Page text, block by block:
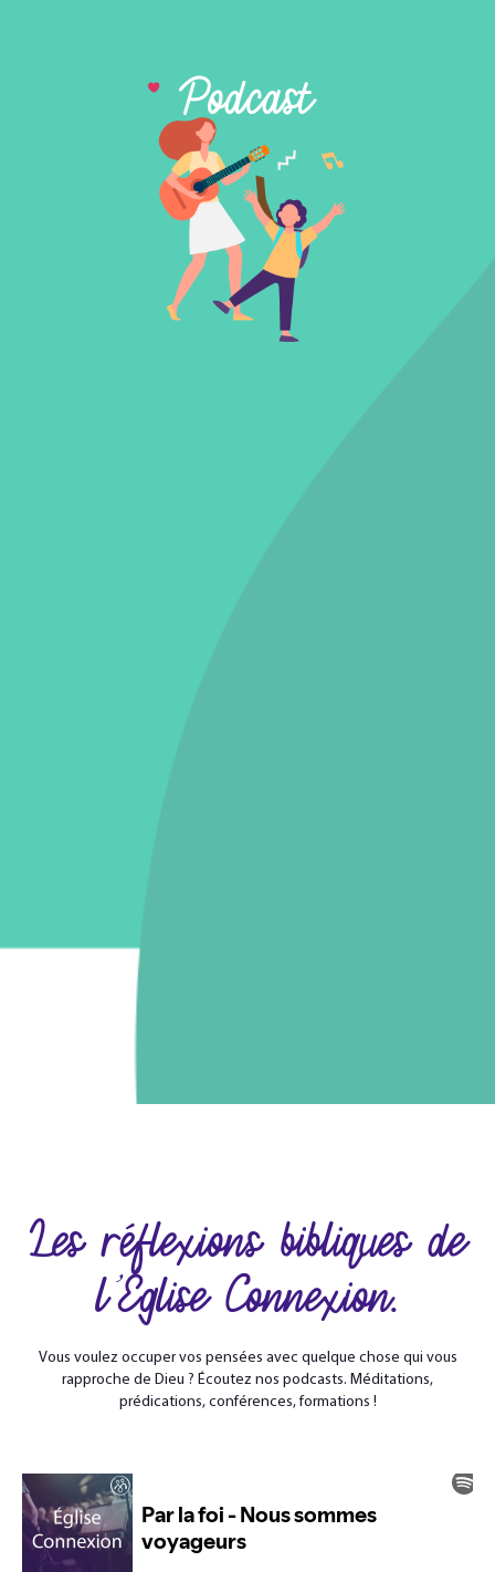
Podcast
Les réflexions bibliques de
l'Église Connexion.
Vous voulez occuper vos pensées avec quelque chose qui vous
rapproche de Dieu ? Écoutez nos podcasts. Méditations,
prédications, conférences, formations !